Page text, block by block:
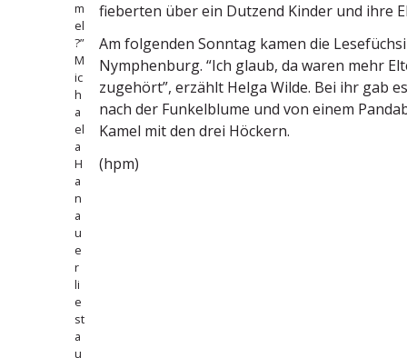
m
el
?”
M
ic
h
a
el
a
H
a
n
a
u
e
r
li
e
st
a
u
fieberten über ein Dutzend Kinder und ihre
Am folgenden Sonntag kamen die
Nymphenburg. “Ich glaub, da waren mehr
zugehört”, erzählt Helga Wilde. Bei ihr gab
nach der Funkel­blume und von einem
Kamel mit den drei Höckern.
(hpm)